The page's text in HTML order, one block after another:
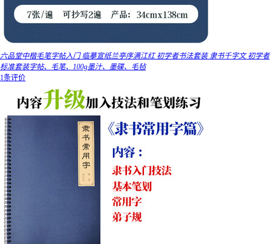
六品堂中楷毛笔字帖入门 临摹宣纸兰亭序满江红 初学者书法套装 隶书千字文 初学者
标准套装字帖、毛笔、100g墨汁、墨碟、毛毡
1条评价